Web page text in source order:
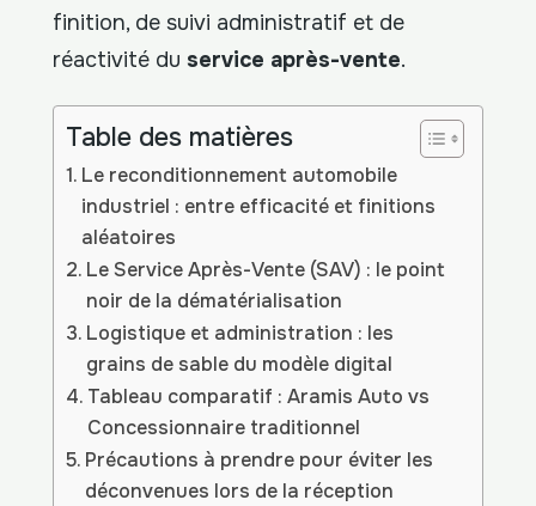
finition, de suivi administratif et de
réactivité du service après-vente.
Table des matières
Le reconditionnement automobile
industriel : entre efficacité et finitions
aléatoires
Le Service Après-Vente (SAV) : le point
noir de la dématérialisation
Logistique et administration : les
grains de sable du modèle digital
Tableau comparatif : Aramis Auto vs
Concessionnaire traditionnel
Précautions à prendre pour éviter les
déconvenues lors de la réception